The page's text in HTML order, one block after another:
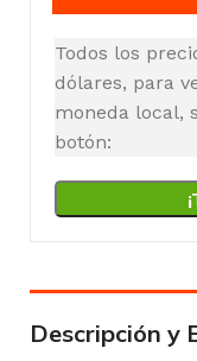
Todos los
dólares, para
moneda local,
botón:
Descripción y